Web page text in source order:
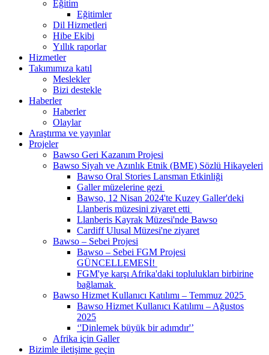
Eğitim
Eğitimler
Dil Hizmetleri
Hibe Ekibi
Yıllık raporlar
Hizmetler
Takımımıza katıl
Meslekler
Bizi destekle
Haberler
Haberler
Olaylar
Araştırma ve yayınlar
Projeler
Bawso Geri Kazanım Projesi
Bawso Siyah ve Azınlık Etnik (BME) Sözlü Hikayeleri
Bawso Oral Stories Lansman Etkinliği
Galler müzelerine gezi
Bawso, 12 Nisan 2024'te Kuzey Galler'deki
Llanberis müzesini ziyaret etti
Llanberis Kayrak Müzesi'nde Bawso
Cardiff Ulusal Müzesi'ne ziyaret
Bawso – Sebei Projesi
Bawso – Sebei FGM Projesi
GÜNCELLEMESİ!
FGM'ye karşı Afrika'daki toplulukları birbirine
bağlamak
Bawso Hizmet Kullanıcı Katılımı – Temmuz 2025
Bawso Hizmet Kullanıcı Katılımı – Ağustos
2025
‘'Dinlemek büyük bir adımdır'’
Afrika için Galler
Bizimle iletişime geçin